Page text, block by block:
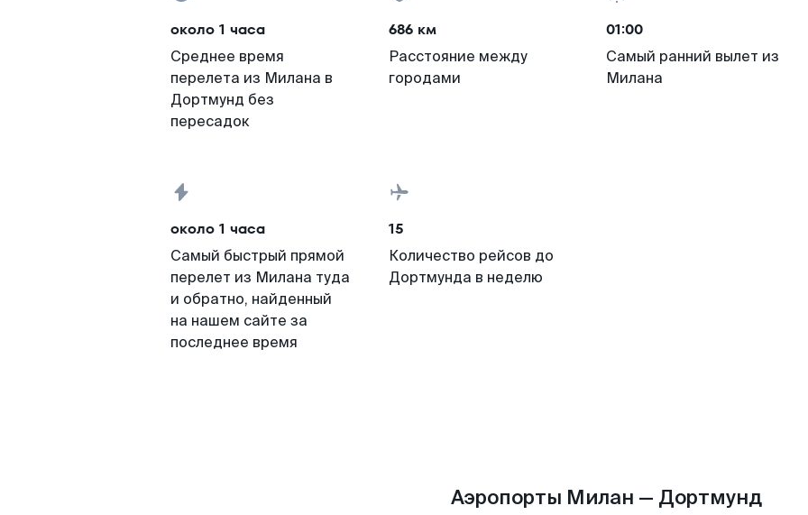
около 1 часа
Среднее время
перелета из Милана в
Дортмунд без
пересадок
686 км
Расстояние между
городами
01:00
Самый ранний вылет из
Милана
около 1 часа
Самый быстрый прямой
перелет из Милана туда
и обратно, найденный
на нашем сайте за
последнее время
15
Количество рейсов до
Дортмунда в неделю
Аэропорты Милан — Дортмунд